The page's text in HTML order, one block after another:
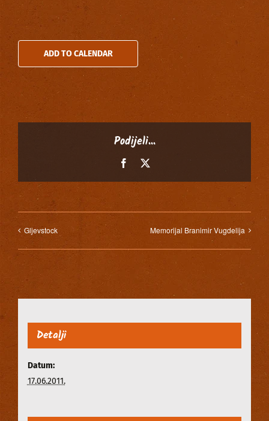
ADD TO CALENDAR
Podijeli...
Facebook
Gljevstock Memorijal Branimir Vugdelija
Detalji
Datum:
17.06.2011.